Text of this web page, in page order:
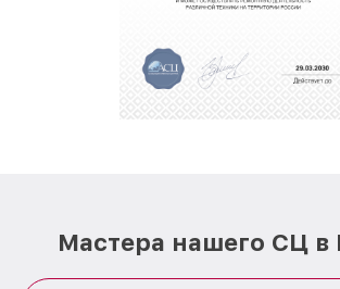
За годы своей деятельности мы
репутацию. Мы постоянно
стараемся каждый день делать наш
Мастера нашего СЦ в